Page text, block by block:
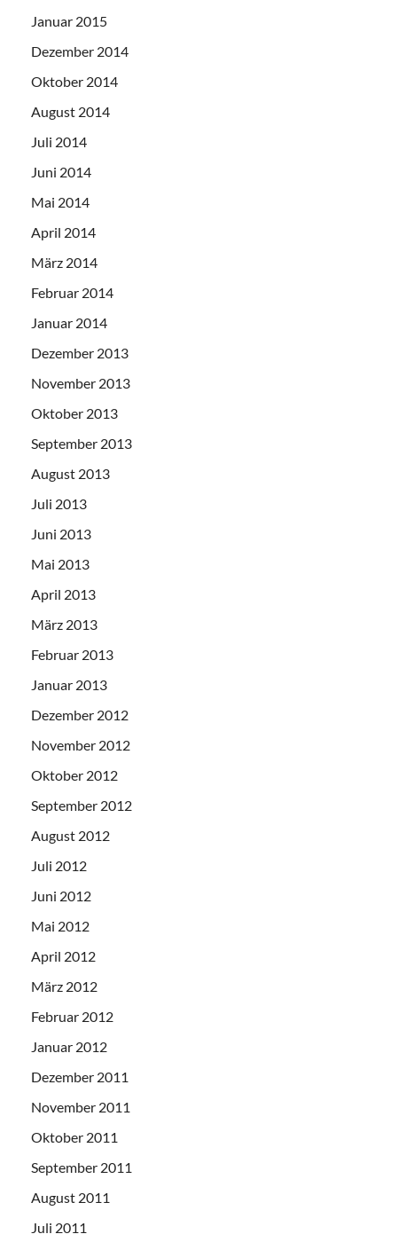
Januar 2015
Dezember 2014
Oktober 2014
August 2014
Juli 2014
Juni 2014
Mai 2014
April 2014
März 2014
Februar 2014
Januar 2014
Dezember 2013
November 2013
Oktober 2013
September 2013
August 2013
Juli 2013
Juni 2013
Mai 2013
April 2013
März 2013
Februar 2013
Januar 2013
Dezember 2012
November 2012
Oktober 2012
September 2012
August 2012
Juli 2012
Juni 2012
Mai 2012
April 2012
März 2012
Februar 2012
Januar 2012
Dezember 2011
November 2011
Oktober 2011
September 2011
August 2011
Juli 2011